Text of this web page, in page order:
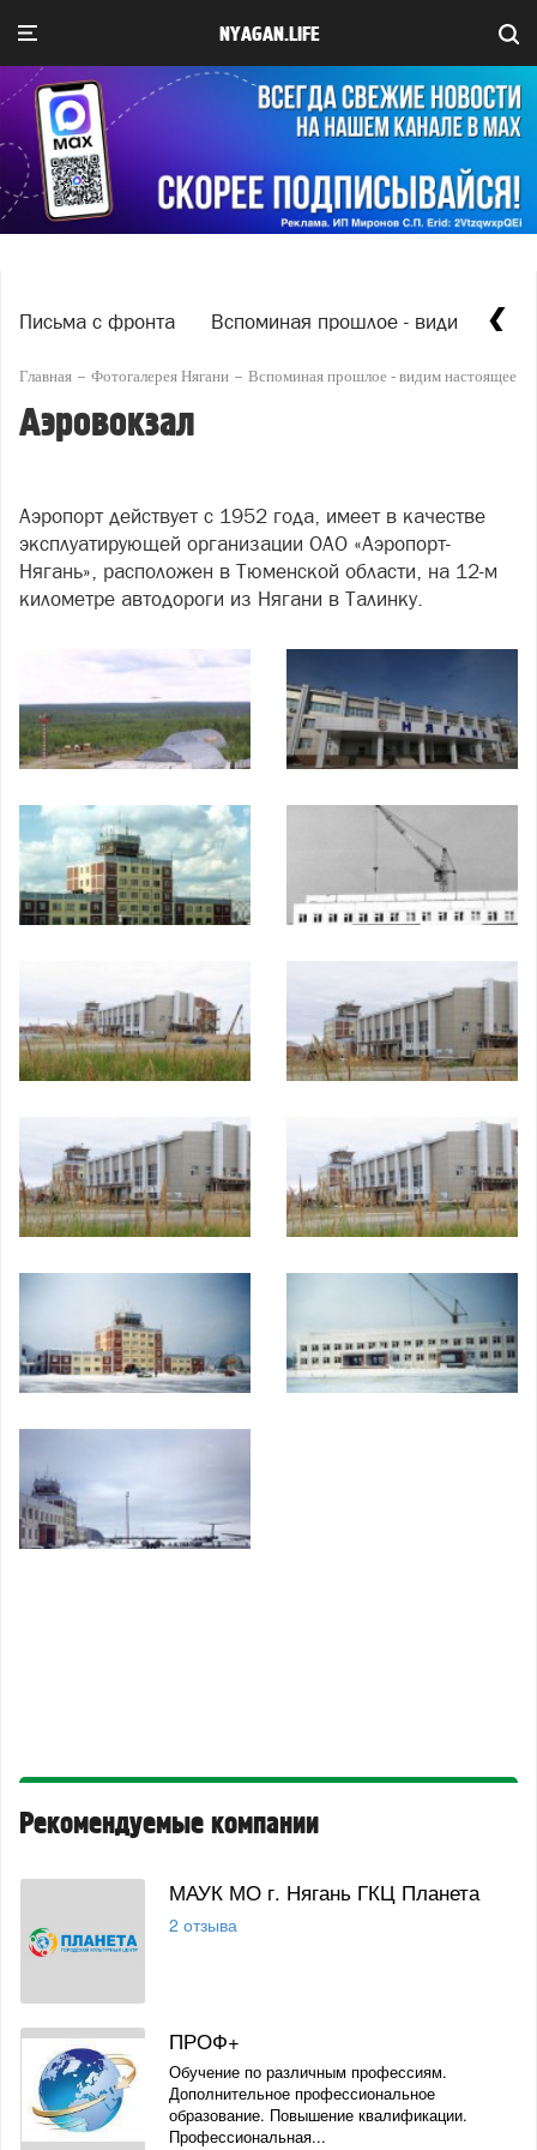
NYAGAN.LIFE
Письма с фронта Вспоминая прошлое - видим
Главная Фотогалерея Нягани Вспоминая прошлое - видим настоящее
Аэровокзал
Аэропорт действует с 1952 года, имеет в качестве
эксплуатирующей организации ОАО «Аэропорт-
Нягань», расположен в Тюменской области, на 12-м
километре автодороги из Нягани в Талинку.
Рекомендуемые компании
МАУК МО г. Нягань ГКЦ Планета
2 отзыва
ПРОФ+
Обучение по различным профессиям.
Дополнительное профессиональное
образование. Повышение квалификации.
Профессиональная...